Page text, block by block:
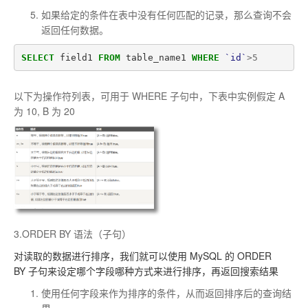
如果给定的条件在表中没有任何匹配的记录，那么查询不会
返回任何数据。
SELECT field1 FROM table_name1 WHERE `id` >5
以下为操作符列表，可用于 WHERE 子句中，下表中实例假定 A
为 10, B 为 20
3.ORDER BY 语法（子句）
对读取的数据进行排序，我们就可以使用 MySQL 的 ORDER
BY 子句来设定哪个字段哪种方式来进行排序，再返回搜索结果
使用任何字段来作为排序的条件，从而返回排序后的查询结